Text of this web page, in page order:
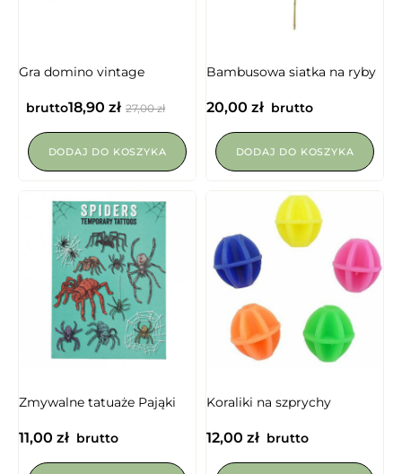
Gra domino vintage
27,00zł
18,90 zł
brutto
DODAJ DO KOSZYKA
Bambusowa siatka na ryby
20,00 zł brutto
DODAJ DO KOSZYKA
Zmywalne tatuaże Pająki
11,00 zł brutto
Koraliki na szprychy
12,00 zł brutto